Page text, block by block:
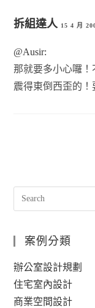
拆組達人 15 4 月
@Ausir:
那就要多小心囉！
震得東倒西歪的！
案例分類
辦公室設計規劃
住宅室內設計
商業空間設計